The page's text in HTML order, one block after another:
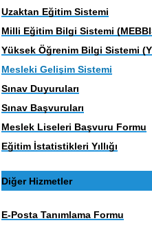
Uzaktan Eğitim Sistemi
Milli Eğitim Bilgi Sistemi
Yüksek Öğrenim Bilgi Sistemi
Mesleki Gelişim Sistemi
Sınav Duyuruları
Sınav Başvuruları
Meslek Liseleri Başvuru Formu
Eğitim İstatistikleri Yıllığı
Diğer Hizmetler
E-Posta Tanımlama Formu